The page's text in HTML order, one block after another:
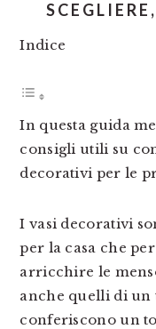
Indice
In questa guida
consigli utili su
decorativi per le
I vasi decorativi
per la casa che
arricchire le
anche quelli di un
conferiscono un